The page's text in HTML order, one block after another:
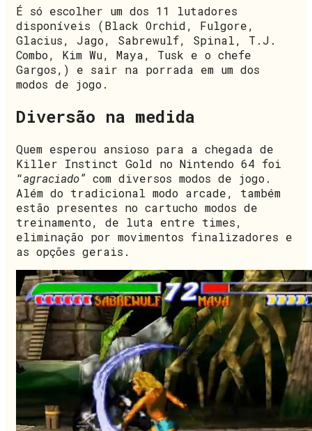
É só escolher um dos 11 lutadores
disponíveis (Black Orchid, Fulgore,
Glacius, Jago, Sabrewulf, Spinal, T.J.
Combo, Kim Wu, Maya, Tusk e o chefe
Gargos,) e sair na porrada em um dos
modos de jogo.
Diversão na medida
Quem esperou ansioso para a chegada de
Killer Instinct Gold no Nintendo 64 foi
“agraciado” com diversos modos de jogo.
Além do tradicional modo arcade, também
estão presentes no cartucho modos de
treinamento, de luta entre times,
eliminação por movimentos finalizadores e
as opções gerais.